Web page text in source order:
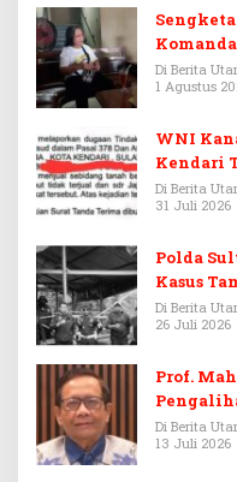
Warisan
Di Berita
1 Agustus
WNI
Kendari
Di Berita
31 Juli 2026
Polda
Kasus
Di Berita
26 Juli 2026
Prof.
Febrie
Di Berita
13 Juli 2026